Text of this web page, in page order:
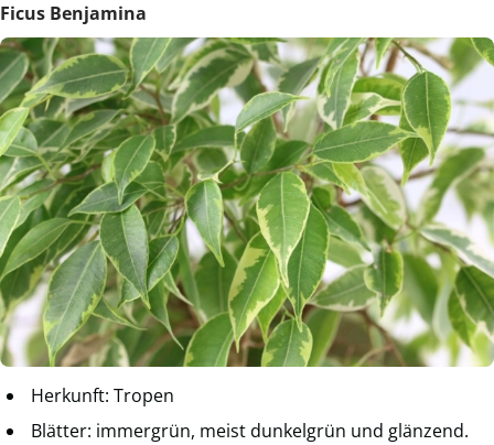
Ficus Benjamina
Herkunft: Tropen
Blätter: immergrün, meist dunkelgrün und glänzend.